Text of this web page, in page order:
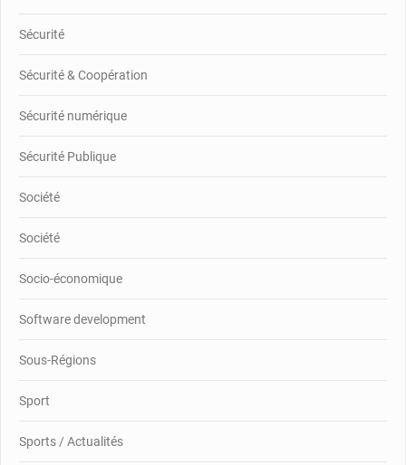
Sécurité
Sécurité & Coopération
Sécurité numérique
Sécurité Publique
Société
Société
Socio-économique
Software development
Sous-Régions
Sport
Sports / Actualités